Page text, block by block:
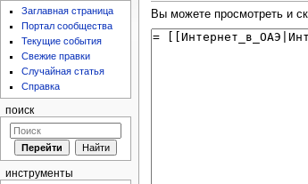
Вы можете просмотреть и
Заглавная страница
Портал сообщества
Текущие события
Свежие правки
Случайная статья
Справка
поиск
инструменты